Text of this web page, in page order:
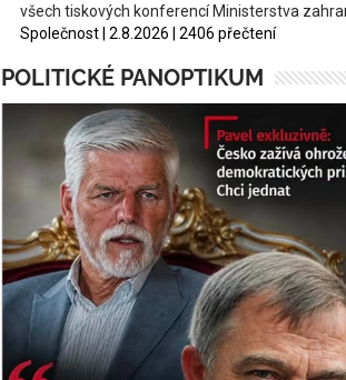
všech tiskových konferencí Ministerstva
Společnost | 2.8.2026 | 2406 přečtení
POLITICKÉ PANOPTIKUM